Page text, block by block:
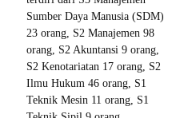
Sumber Daya Manusia (SDM)
23 orang, S2 Manajemen 98
orang, S2 Akuntansi 9 orang,
S2 Kenotariatan 17 orang, S2
Ilmu Hukum 46 orang, S1
Teknik Mesin 11 orang, S1